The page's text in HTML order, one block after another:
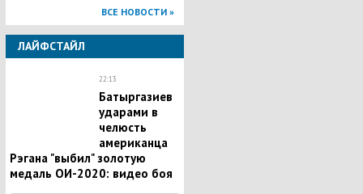
ВСЕ НОВОСТИ »
ЛАЙФСТАЙЛ
22:13
Батыргазиев
ударами в
челюсть
американца
Рэгана "выбил" золотую
медаль ОИ-2020: видео боя